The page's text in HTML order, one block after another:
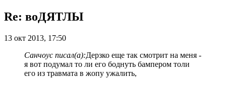
Re: воДЯТЛЫ
13 окт 2013, 17:50
Санчоус писал(а):Дерзко еще так смотрит на меня -
я вот подумал то ли его боднуть бампером толи
его из травмата в жопу ужалить,